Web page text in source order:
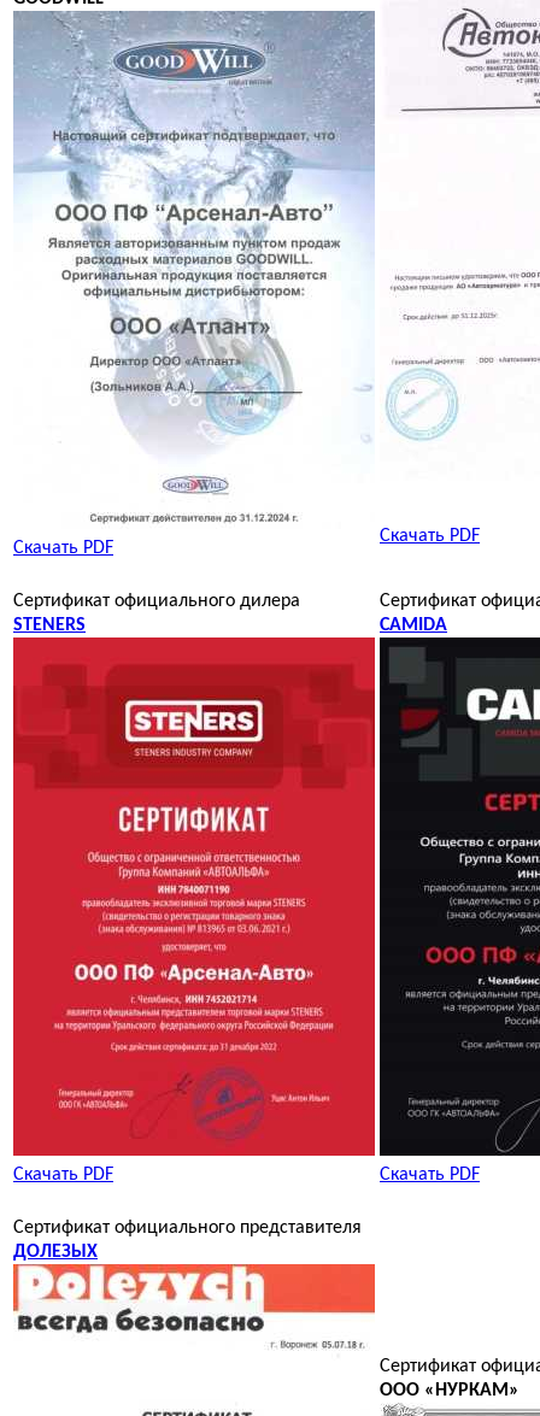
Скачать PDF
Скачать PDF
Сертификат официального дилера
STENERS
Скачать PDF
Сертификат
CAMIDA
Скачать PDF
Сертификат официального представителя
ДОЛЕЗЫХ
Сертификат
ООО «НУРКАМ»